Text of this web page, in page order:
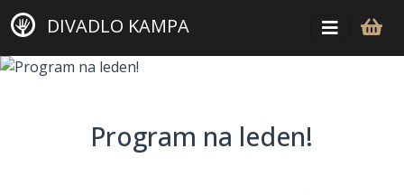
DIVADLO KAMPA
Program na leden!